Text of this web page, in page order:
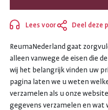
Lees voor Deel deze
Sluiten
ReumaNederland gaat
alleen vanwege de eisen die
wij het belangrijk vinden uw
pagina laten we u weten
verzamelen als u onze
gegevens verzamelen en wat